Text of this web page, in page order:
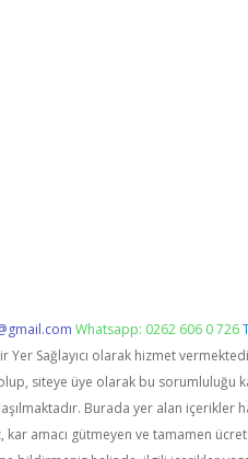
Whatsapp: 0262 606 0 726
Yer Sağlayıcı olarak hizmet
siteye üye olarak bu sorumluluğu
Burada yer alan
amacı gütmeyen ve tamamen